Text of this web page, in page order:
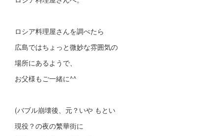
ロシア料理屋さんを調べたら
広島ではちょっと微妙な雰囲気の
場所にあるようで、
お父様もご一緒に^^
(バブル崩壊後、元？いや もとい
現役？の夜の繁華街に